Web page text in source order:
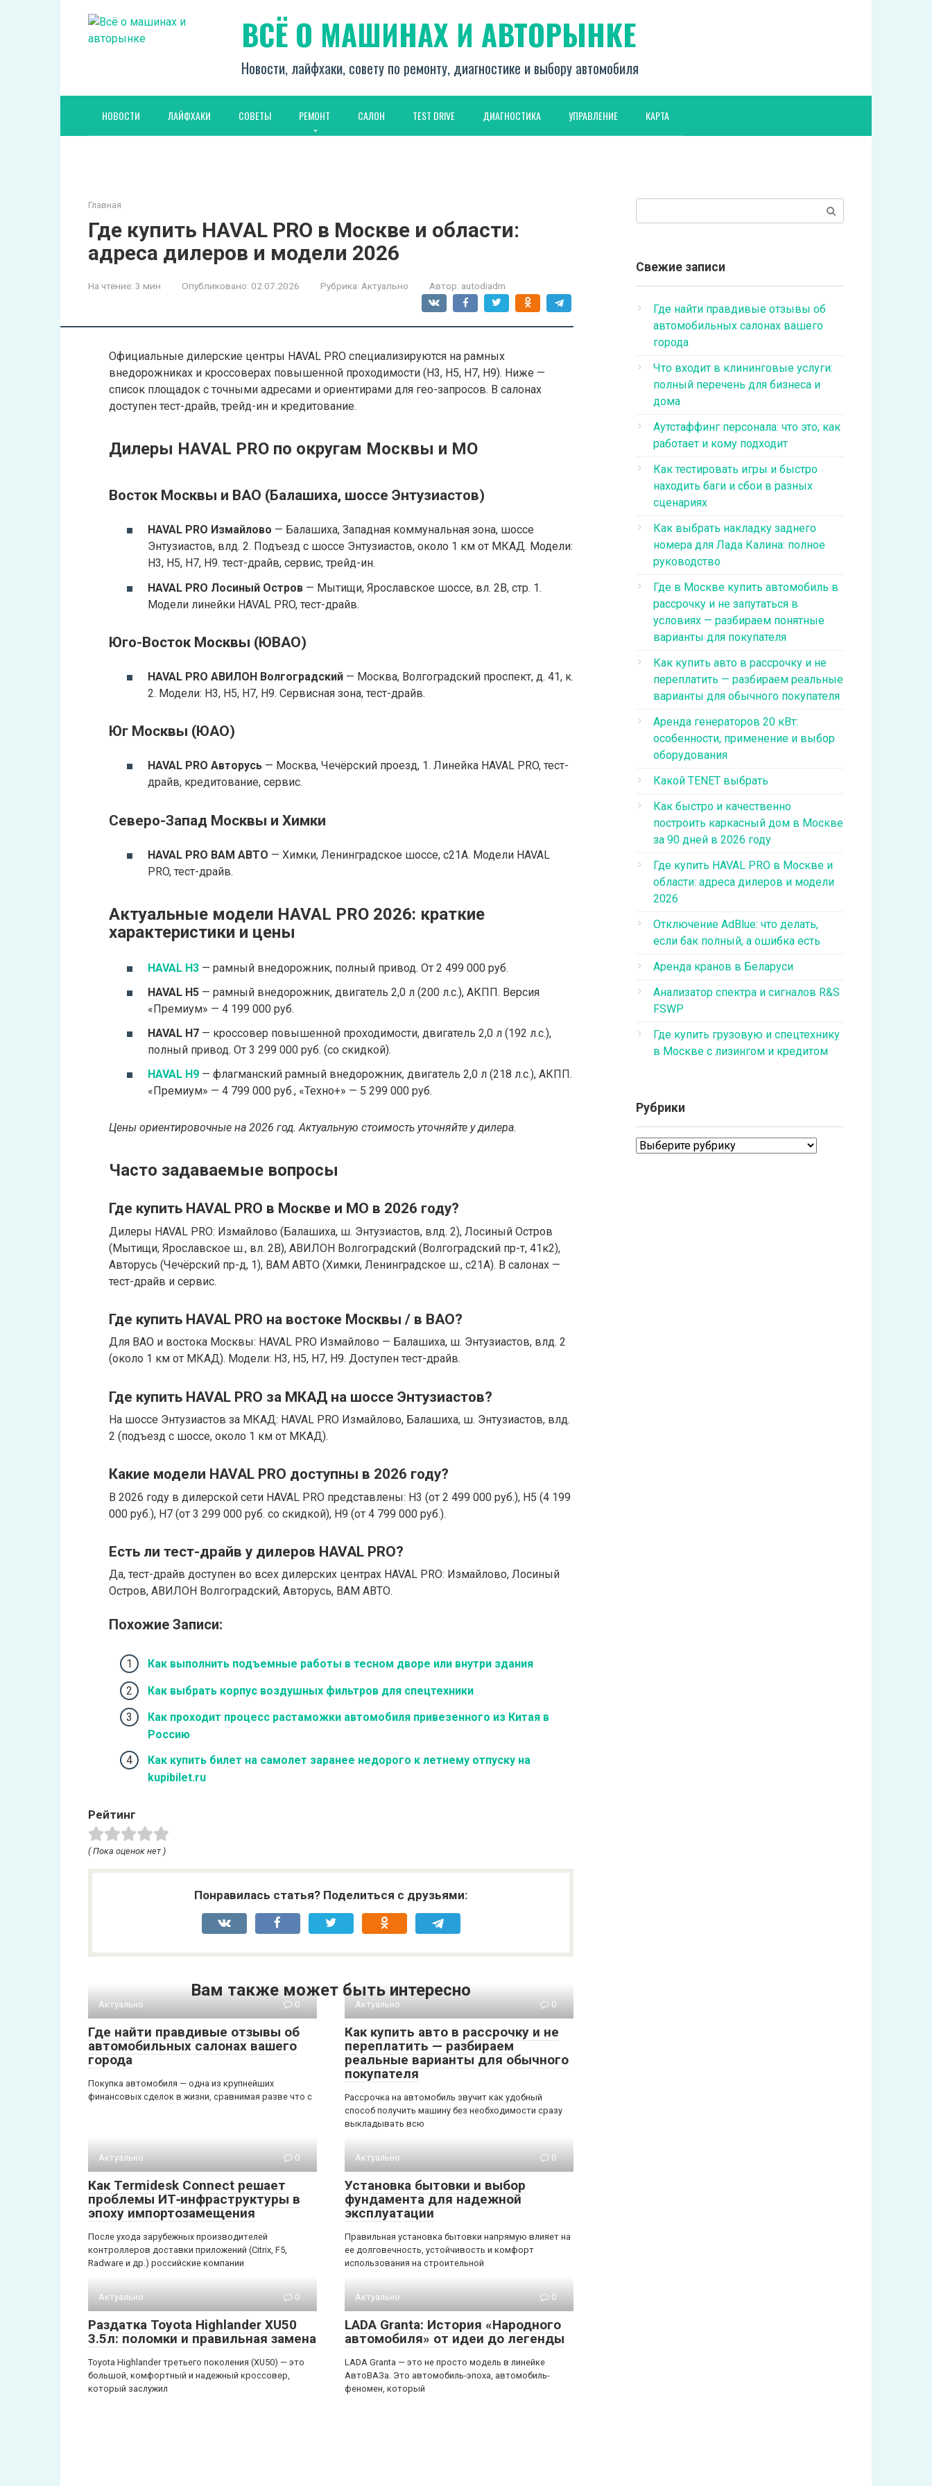
ВСЁ О МАШИНАХ И АВТОРЫНКЕ
Новости, лайфхаки, совету по ремонту, диагностике и выбору автомобиля
НОВОСТИ ЛАЙФХАКИ СОВЕТЫ РЕМОНТ САЛОН TEST DRIVE ДИАГНОСТИКА УПРАВЛЕНИЕ КАРТА
Главная
Где купить HAVAL PRO в Москве и области:
адреса дилеров и модели 2026
На чтение: 3 мин Опубликовано: 02.07.2026 Рубрика: Актуально Автор: autodiadm
Официальные дилерские центры HAVAL PRO специализируются на рамных
внедорожниках и кроссоверах повышенной проходимости (H3, H5, H7, H9). Ниже —
список площадок с точными адресами и ориентирами для гео-запросов. В салонах
доступен тест-драйв, трейд-ин и кредитование.
Дилеры HAVAL PRO по округам Москвы и МО
Восток Москвы и ВАО (Балашиха, шоссе Энтузиастов)
HAVAL PRO Измайлово — Балашиха, Западная коммунальная зона, шоссе
Энтузиастов, влд. 2. Подъезд с шоссе Энтузиастов, около 1 км от МКАД. Модели:
H3, H5, H7, H9. тест-драйв, сервис, трейд-ин.
HAVAL PRO Лосиный Остров — Мытищи, Ярославское шоссе, вл. 2В, стр. 1.
Модели линейки HAVAL PRO, тест-драйв.
Юго-Восток Москвы (ЮВАО)
HAVAL PRO АВИЛОН Волгоградский — Москва, Волгоградский проспект, д. 41, к.
2. Модели: H3, H5, H7, H9. Сервисная зона, тест-драйв.
Юг Москвы (ЮАО)
HAVAL PRO Авторусь — Москва, Чечёрский проезд, 1. Линейка HAVAL PRO, тест-
драйв, кредитование, сервис.
Северо-Запад Москвы и Химки
HAVAL PRO ВАМ АВТО — Химки, Ленинградское шоссе, с21А. Модели HAVAL
PRO, тест-драйв.
Актуальные модели HAVAL PRO 2026: краткие
характеристики и цены
HAVAL H3 — рамный внедорожник, полный привод. От 2 499 000 руб.
HAVAL H5 — рамный внедорожник, двигатель 2,0 л (200 л.с.), АКПП. Версия
«Премиум» — 4 199 000 руб.
HAVAL H7 — кроссовер повышенной проходимости, двигатель 2,0 л (192 л.с.),
полный привод. От 3 299 000 руб. (со скидкой).
HAVAL H9 — флагманский рамный внедорожник, двигатель 2,0 л (218 л.с.), АКПП.
«Премиум» — 4 799 000 руб., «Техно+» — 5 299 000 руб.
Цены ориентировочные на 2026 год. Актуальную стоимость уточняйте у дилера.
Часто задаваемые вопросы
Где купить HAVAL PRO в Москве и МО в 2026 году?
Дилеры HAVAL PRO: Измайлово (Балашиха, ш. Энтузиастов, влд. 2), Лосиный Остров
(Мытищи, Ярославское ш., вл. 2В), АВИЛОН Волгоградский (Волгоградский пр-т, 41к2),
Авторусь (Чечёрский пр-д, 1), ВАМ АВТО (Химки, Ленинградское ш., с21А). В салонах —
тест-драйв и сервис.
Где купить HAVAL PRO на востоке Москвы / в ВАО?
Для ВАО и востока Москвы: HAVAL PRO Измайлово — Балашиха, ш. Энтузиастов, влд. 2
(около 1 км от МКАД). Модели: H3, H5, H7, H9. Доступен тест-драйв.
Где купить HAVAL PRO за МКАД на шоссе Энтузиастов?
На шоссе Энтузиастов за МКАД: HAVAL PRO Измайлово, Балашиха, ш. Энтузиастов, влд.
2 (подъезд с шоссе, около 1 км от МКАД).
Какие модели HAVAL PRO доступны в 2026 году?
В 2026 году в дилерской сети HAVAL PRO представлены: H3 (от 2 499 000 руб.), H5 (4 199
000 руб.), H7 (от 3 299 000 руб. со скидкой), H9 (от 4 799 000 руб.).
Есть ли тест-драйв у дилеров HAVAL PRO?
Да, тест-драйв доступен во всех дилерских центрах HAVAL PRO: Измайлово, Лосиный
Остров, АВИЛОН Волгоградский, Авторусь, ВАМ АВТО.
Похожие Записи:
Как выполнить подъемные работы в тесном дворе или внутри здания
Как выбрать корпус воздушных фильтров для спецтехники
Как проходит процесс растаможки автомобиля привезенного из Китая в
Россию
Как купить билет на самолет заранее недорого к летнему отпуску на
kupibilet.ru
Рейтинг
( Пока оценок нет )
Понравилась статья? Поделиться с друзьями:
Вам также может быть интересно
Актуально 0
Где найти правдивые отзывы об
автомобильных салонах вашего
города
Покупка автомобиля — одна из крупнейших
финансовых сделок в жизни, сравнимая разве что с
Актуально 0
Как купить авто в рассрочку и не
переплатить — разбираем
реальные варианты для обычного
покупателя
Рассрочка на автомобиль звучит как удобный
способ получить машину без необходимости сразу
выкладывать всю
Актуально 0
Как Termidesk Connect решает
проблемы ИТ‑инфраструктуры в
эпоху импортозамещения
После ухода зарубежных производителей
контроллеров доставки приложений (Citrix, F5,
Radware и др.) российские компании
Актуально 0
Установка бытовки и выбор
фундамента для надежной
эксплуатации
Правильная установка бытовки напрямую влияет на
ее долговечность, устойчивость и комфорт
использования на строительной
Актуально 0
Раздатка Toyota Highlander XU50
3.5л: поломки и правильная замена
Toyota Highlander третьего поколения (XU50) — это
большой, комфортный и надежный кроссовер,
который заслужил
Актуально 0
LADA Granta: История «Народного
автомобиля» от идеи до легенды
LADA Granta — это не просто модель в линейке
АвтоВАЗа. Это автомобиль-эпоха, автомобиль-
феномен, который
Свежие записи
Где найти правдивые отзывы об
автомобильных салонах вашего
города
Что входит в клининговые услуги:
полный перечень для бизнеса и
дома
Аутстаффинг персонала: что это, как
работает и кому подходит
Как тестировать игры и быстро
находить баги и сбои в разных
сценариях
Как выбрать накладку заднего
номера для Лада Калина: полное
руководство
Где в Москве купить автомобиль в
рассрочку и не запутаться в
условиях — разбираем понятные
варианты для покупателя
Как купить авто в рассрочку и не
переплатить — разбираем реальные
варианты для обычного покупателя
Аренда генераторов 20 кВт:
особенности, применение и выбор
оборудования
Какой TENET выбрать
Как быстро и качественно
построить каркасный дом в Москве
за 90 дней в 2026 году
Где купить HAVAL PRO в Москве и
области: адреса дилеров и модели
2026
Отключение AdBlue: что делать,
если бак полный, а ошибка есть
Аренда кранов в Беларуси
Анализатор спектра и сигналов R&S
FSWP
Где купить грузовую и спецтехнику
в Москве с лизингом и кредитом
Рубрики
Рубрики